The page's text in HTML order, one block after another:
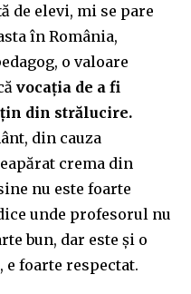
de elevi, mi se pare
în România,
o valoare
vocația de a fi
din strălucire.
din cauza
crema din
nu este foarte
unde profesorul nu
bun, dar este și o
e foarte respectat.